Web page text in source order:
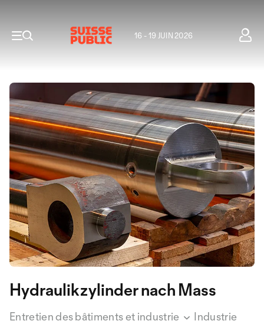
16 - 19 JUIN 2026
Hydraulikzylinder nach Mass
Entretien des bâtiments et industrie Industrie